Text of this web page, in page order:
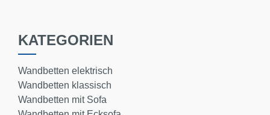
KATEGORIEN
Wandbetten elektrisch
Wandbetten klassisch
Wandbetten mit Sofa